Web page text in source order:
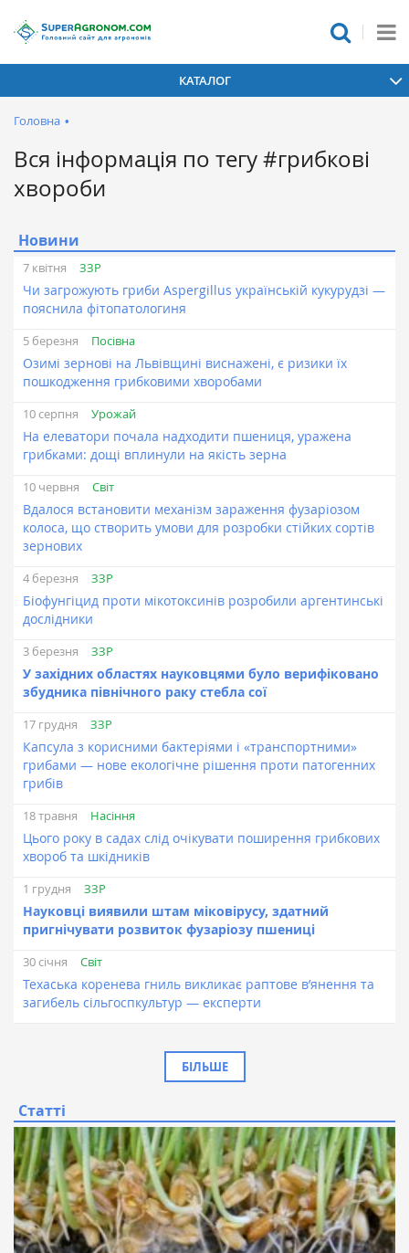
КАТАЛОГ
Головна •
Вся інформація по тегу #грибкові
хвороби
Новини
7 квітня ЗЗР
Чи загрожують гриби Aspergillus українській кукурудзі —
пояснила фітопатологиня
5 березня Посівна
Озимі зернові на Львівщині виснажені, є ризики їх
пошкодження грибковими хворобами
10 серпня Урожай
На елеватори почала надходити пшениця, уражена
грибками: дощі вплинули на якість зерна
10 червня Світ
Вдалося встановити механізм зараження фузаріозом
колоса, що створить умови для розробки стійких сортів
зернових
4 березня ЗЗР
Біофунгіцид проти мікотоксинів розробили аргентинські
дослідники
3 березня ЗЗР
У західних областях науковцями було верифіковано
збудника північного раку стебла сої
17 грудня ЗЗР
Капсула з корисними бактеріями і «транспортними»
грибами — нове екологічне рішення проти патогенних
грибів
18 травня Насіння
Цього року в садах слід очікувати поширення грибкових
хвороб та шкідників
1 грудня ЗЗР
Науковці виявили штам міковірусу, здатний
пригнічувати розвиток фузаріозу пшениці
30 січня Світ
Техаська коренева гниль викликає раптове в’янення та
загибель сільгоспкультур — експерти
БІЛЬШЕ
Статті